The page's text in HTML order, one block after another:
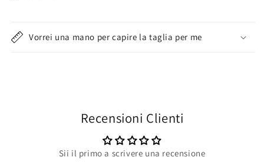
Vorrei una mano per capire la taglia per me
Recensioni Clienti
Sii il primo a scrivere una recensione